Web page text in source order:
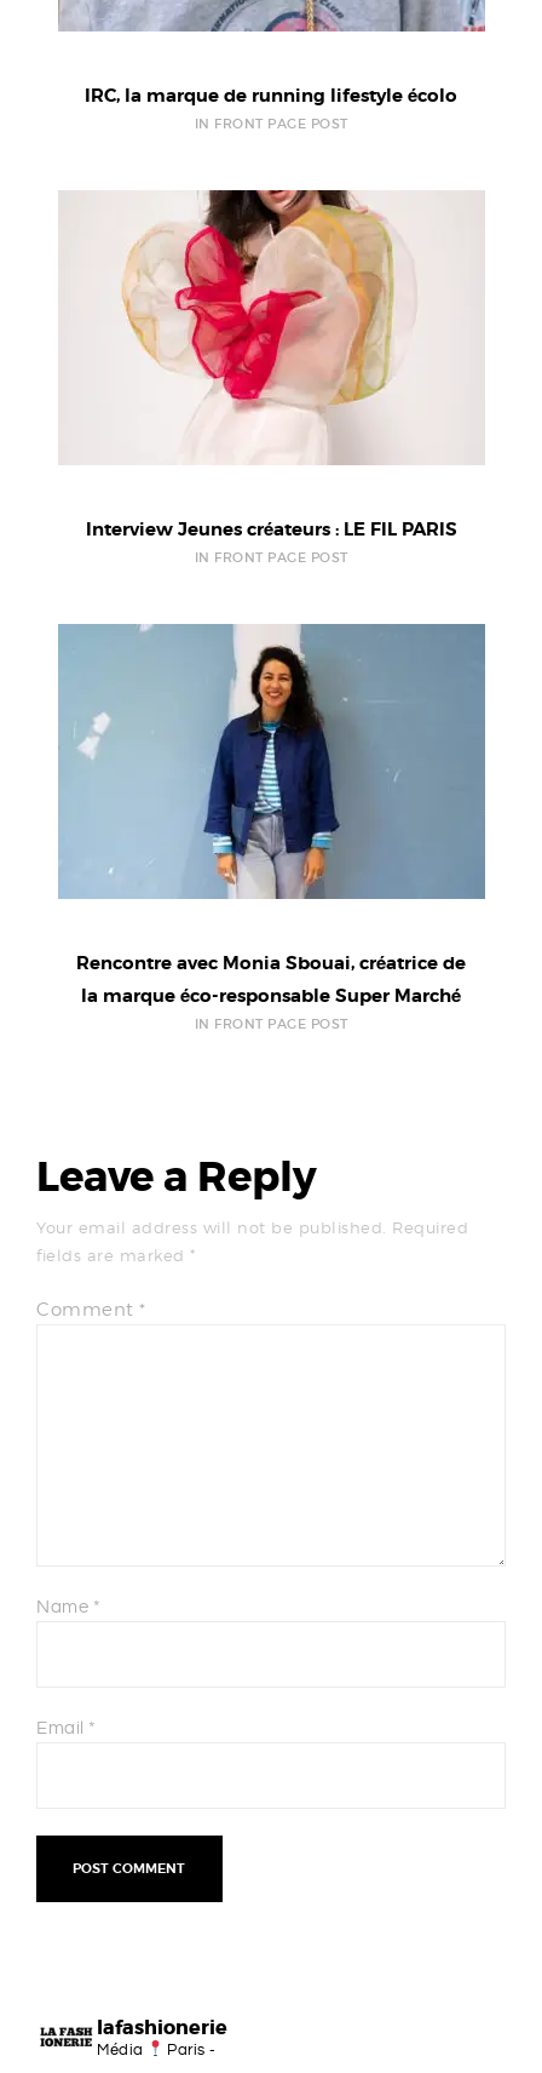
IRC, la marque de running lifestyle écolo
IN FRONT PAGE POST
Interview Jeunes créateurs : LE FIL PARIS
IN FRONT PAGE POST
Rencontre avec Monia Sbouai, créatrice de
la marque éco-responsable Super Marché
IN FRONT PAGE POST
Leave a Reply
Your email address will not be published.
Required
fields are marked *
Comment *
Name *
Email *
lafashionerie
Média Paris -